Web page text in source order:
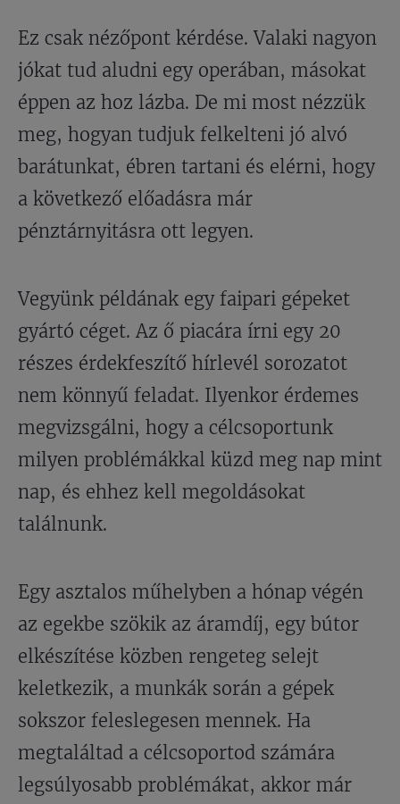
Ez csak nézőpont kérdése. Valaki nagyon
jókat tud aludni egy operában, másokat
éppen az hoz lázba. De mi most nézzük
meg, hogyan tudjuk felkelteni jó alvó
barátunkat, ébren tartani és elérni, hogy
a következő előadásra már
pénztárnyitásra ott legyen.
Vegyünk példának egy faipari gépeket
gyártó céget. Az ő piacára írni egy 20
részes érdekfeszítő hírlevél sorozatot
nem könnyű feladat. Ilyenkor érdemes
megvizsgálni, hogy a célcsoportunk
milyen problémákkal küzd meg nap mint
nap, és ehhez kell megoldásokat
találnunk.
Egy asztalos műhelyben a hónap végén
az egekbe szökik az áramdíj, egy bútor
elkészítése közben rengeteg selejt
keletkezik, a munkák során a gépek
sokszor feleslegesen mennek. Ha
megtaláltad a célcsoportod számára
legsúlyosabb problémákat, akkor már